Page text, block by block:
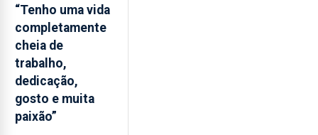
“Tenho uma vida
completamente
cheia de
trabalho,
dedicação,
gosto e muita
paixão”